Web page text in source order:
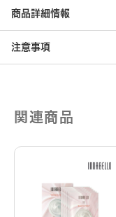
商品詳細情報
注意事項
関連商品